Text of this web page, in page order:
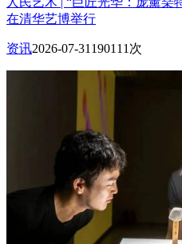
在清华艺博举行
资讯2026-07-31 190111次